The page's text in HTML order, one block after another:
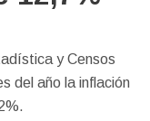
y Censos
del año la inflación